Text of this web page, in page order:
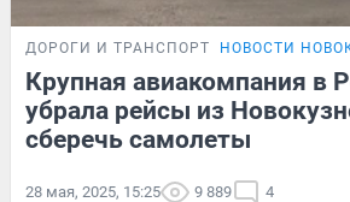
ДОРОГИ И ТРАНСПОРТ НОВОСТИ
Крупная авиакомпания в
убрала рейсы из
сберечь самолеты
28 мая, 2025, 15:25 9 889 4